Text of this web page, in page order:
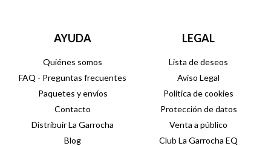
AYUDA
Quiénes somos
FAQ - Preguntas frecuentes
Paquetes y envíos
Contacto
Distribuir La Garrocha
Blog
LEGAL
Lista de deseos
Aviso Legal
Política de cookies
Protección de datos
Venta a público
Club La Garrocha EQ